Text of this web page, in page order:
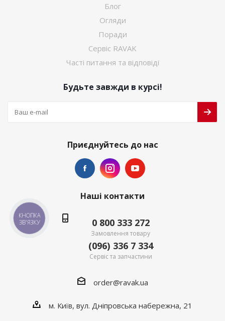
Блог
Огляди
Поради
Сервіс RAVAK
Часті питання та відповіді
Будьте завжди в курсі!
Приєднуйтесь до нас
Наші контакти
0 800 333 272
Замовлення товару
(096) 336 7 334
Сервіс та запчастини
order@ravak.ua
м. Київ, вул. Дніпровська набережна, 21
КНОПКА
ЗВ'ЯЗКУ